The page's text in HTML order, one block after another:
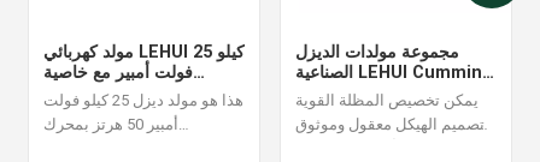
مولد كهربائي LEHUI 25 كيلو
فولت أمبير مع خاصية
التشغيل التلقائي والمراقبة
عن بُعد
هذا هو مولد ديزل 25 كيلو فولت
أمبير 50 ​​هرتز بمحرك
مجموعة مولدات الديزل
الصناعية LEHUI Cummins
45KVA 60HZ
يمكن تخصيص المظلة القوية
وتصميم الهيكل معقول وموثوق